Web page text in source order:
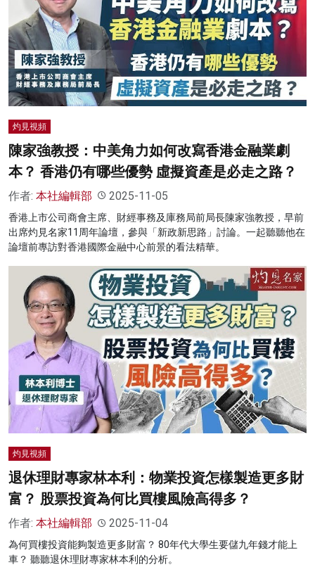
灼見視頻
陳家強教授：中美角力如何改寫香港金融業劇
本？ 香港仍有哪些優勢 虛擬資產是必走之路？
作者: 本社編輯部 2025-11-05
香港上市公司商會主席、財經事務及庫務局前局長陳家強教授，早前
出席灼見名家11周年論壇，參與「新政新思路」討論。一起聽聽他在
論壇前專訪對香港國際金融中心前景的看法精華。
灼見視頻
退休理財專家林本利：物業投資怎樣製造更多財
富？ 股票投資為何比買樓風險高得多？
作者: 本社編輯部 2025-11-04
為何買樓投資能夠製造更多財富？ 80年代大學生要儲九年錢才能上
車？ 聽聽退休理財專家林本利的分析。